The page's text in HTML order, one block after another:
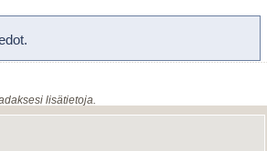
lisätietoja.